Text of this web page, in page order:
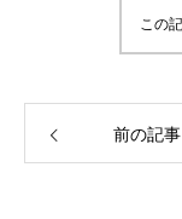
この
前の記事